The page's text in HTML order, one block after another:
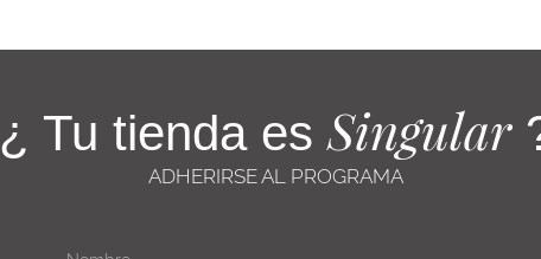
¿ Tu tienda esSingular
ADHERIRSE AL PROGRAMA